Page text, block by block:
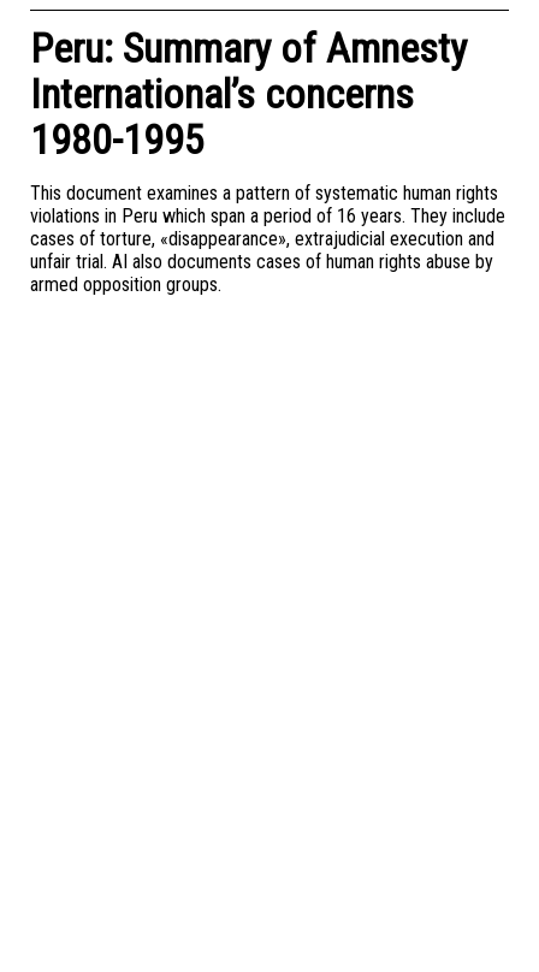
Peru: Summary of Amnesty
International’s concerns
1980-1995
This document examines a pattern of systematic human rights
violations in Peru which span a period of 16 years. They include
cases of torture, «disappearance», extrajudicial execution and
unfair trial. AI also documents cases of human rights abuse by
armed opposition groups.